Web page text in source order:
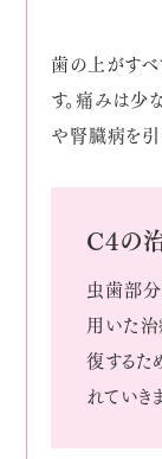
歯の上がすべ
す。痛みは少
や腎臓病を引
C4の
虫歯部分
用いた治
復するた
れていき